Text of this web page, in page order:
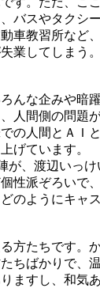
バスやタクシ
車教習所など
業してしまう
んな企みや暗
人間側の問題
の人間とＡＩ
げています。
が、渡辺いっけ
性派ぞろいで
のようにキャ
方たちです。
ちばかりで、
ますし、和気